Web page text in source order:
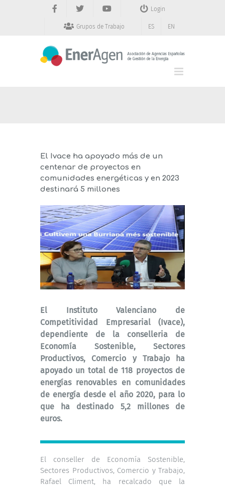
Login
Grupos de Trabajo ES EN
El Ivace ha apoyado más de un
centenar de proyectos en
comunidades energéticas y en 2023
destinará 5 millones
El Instituto Valenciano de
Competitividad Empresarial (Ivace),
dependiente de la conselleria de
Economía Sostenible, Sectores
Productivos, Comercio y Trabajo ha
apoyado un total de 118 proyectos de
energías renovables en comunidades
de energía desde el año 2020, para lo
que ha destinado 5,2 millones de
euros.
El conseller de Economía Sostenible,
Sectores Productivos, Comercio y Trabajo,
Rafael Climent, ha recalcado que la